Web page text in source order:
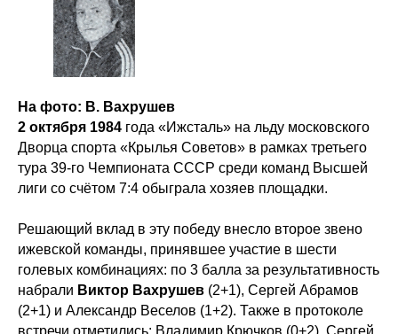
На фото: В. Вахрушев
2 октября 1984 года «Ижсталь» на льду московского
Дворца спорта «Крылья Советов» в рамках третьего
тура 39-го Чемпионата СССР среди команд Высшей
лиги со счётом 7:4 обыграла хозяев площадки.
Решающий вклад в эту победу внесло второе звено
ижевской команды, принявшее участие в шести
голевых комбинациях: по 3 балла за результативность
набрали Виктор Вахрушев (2+1), Сергей Абрамов
(2+1) и Александр Веселов (1+2). Также в протоколе